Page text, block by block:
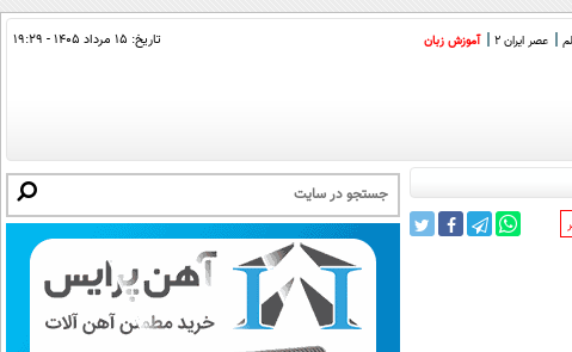
عصر ایران 2 آموزش زبان تاریخ: ۱۵ مرداد ۱۴۰۵ - ۱۹:۲۹